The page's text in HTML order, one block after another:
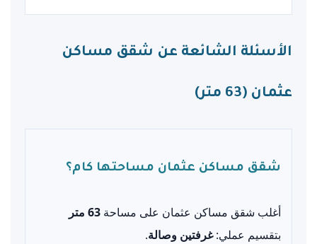
الأسئلة الشائعة عن شقق مساكن
عثمان (63 متر)
شقق مساكن عثمان مساحتها كام؟
أغلب شقق مساكن عثمان على مساحة 63 متر
بتقسيم عملي:غرفتين وصالة.